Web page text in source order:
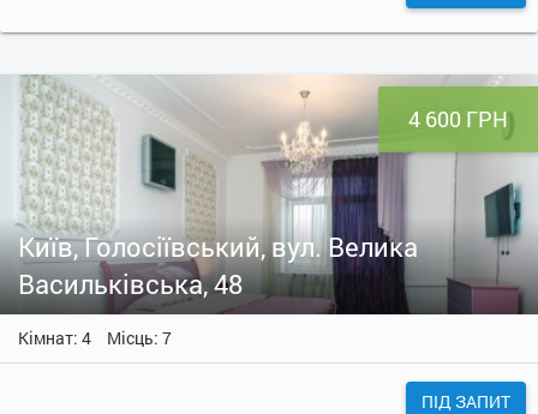
4 600 ГРН
Київ, Голосіївський, вул. Велика
Васильківська, 48
Кімнат: 4 Місць: 7
ПІД ЗАПИТ